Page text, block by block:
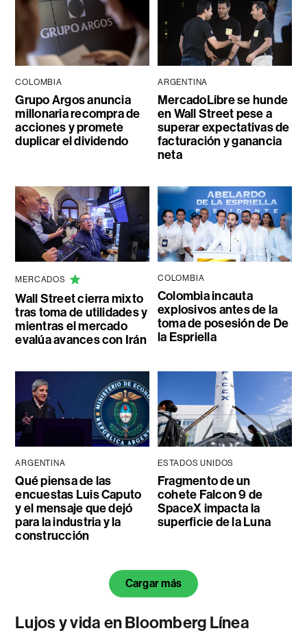
COLOMBIA
Grupo Argos anuncia
millonaria recompra de
acciones y promete
duplicar el dividendo
ARGENTINA
MercadoLibre se hunde
en Wall Street pese a
superar expectativas de
facturación y ganancia
neta
MERCADOS
Wall Street cierra mixto
tras toma de utilidades y
mientras el mercado
evalúa avances con Irán
COLOMBIA
Colombia incauta
explosivos antes de la
toma de posesión de De
la Espriella
ARGENTINA
Qué piensa de las
encuestas Luis Caputo
y el mensaje que dejó
para la industria y la
construcción
ESTADOS UNIDOS
Fragmento de un
cohete Falcon 9 de
SpaceX impacta la
superficie de la Luna
Cargar más
Lujos y vida en Bloomberg Línea